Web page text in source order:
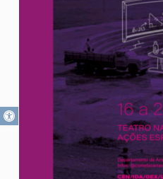
Abrir a barra de ferramentas